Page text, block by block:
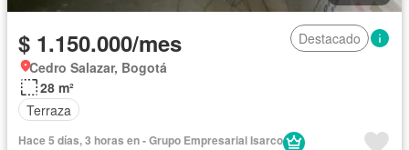
$ 1.150.000/mes
Destacado
Cedro Salazar, Bogotá
28 m²
Terraza
Hace 5 días, 3 horas en - Grupo Empresarial Isarco